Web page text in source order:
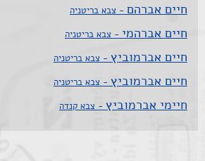
חיים אברהם - צבא בריטניה
חיים אברהמי - צבא בריטניה
חיים אברמוביץ - צבא בריטניה
חיים אברמוביץ - צבא בריטניה
חיימי אברמוביץ - צבא קנדה